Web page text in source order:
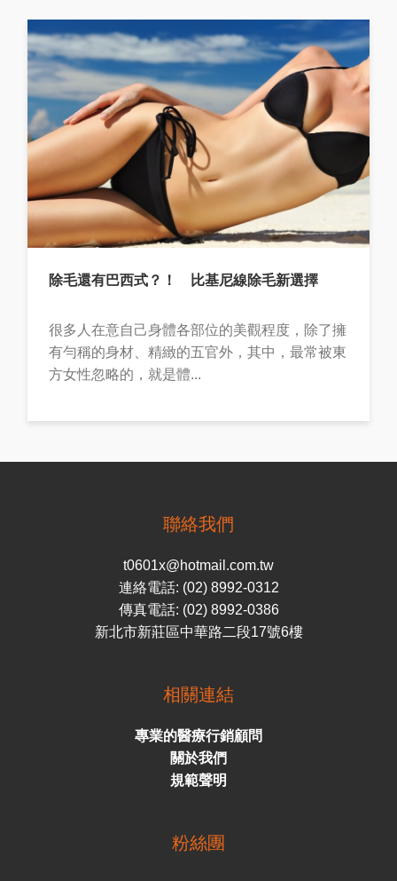
除毛還有巴西式？！ 比基尼線除毛新選擇
很多人在意自己身體各部位的美觀程度，除了擁
有勻稱的身材、精緻的五官外，其中，最常被東
方女性忽略的，就是體...
聯絡我們
t0601x@hotmail.com.tw
連絡電話: (02) 8992-0312
傳真電話: (02) 8992-0386
新北市新莊區中華路二段17號6樓
相關連結
專業的醫療行銷顧問
關於我們
規範聲明
粉絲團